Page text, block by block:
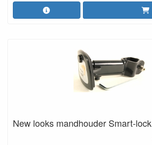
New looks mandhouder Smart-lock